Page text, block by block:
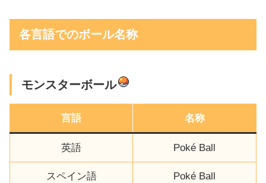
各言語でのボール名称
モンスターボール
言語 名称
英語 Poké Ball
スペイン語 Poké Ball